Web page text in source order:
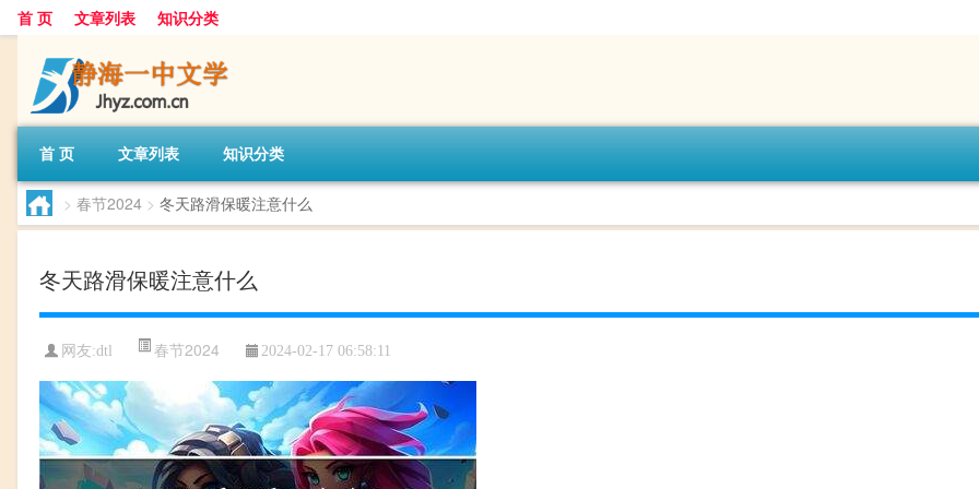
首 页 文章列表 知识分类
首 页 文章列表 知识分类
> 春节2024 > 冬天路滑保暖注意什么
冬天路滑保暖注意什么
网友:dtl 春节2024 2024-02-17 06:58:11